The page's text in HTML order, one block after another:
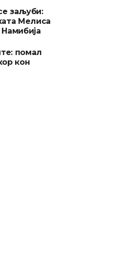
заљуби:
Мелиса
помал
кон